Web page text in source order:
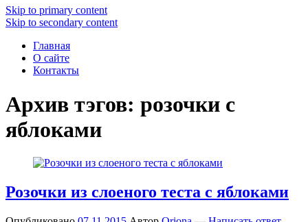
Skip to primary content
Skip to secondary content
Главная
О сайте
Контакты
Архив тэгов: розочки с
яблоками
Розочки из слоеного теста с яблоками